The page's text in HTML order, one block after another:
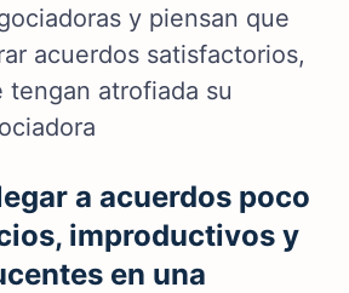
y piensan que
acuerdos satisfactorios,
tengan atrofiada su
a acuerdos poco
improductivos y
en una